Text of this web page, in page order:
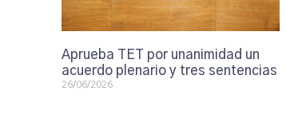
Aprueba TET por unanimidad un
acuerdo plenario y tres sentencias
26/06/2026